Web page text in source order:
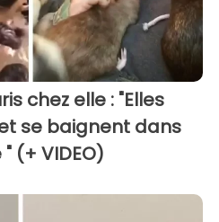
chez elle : "Elles
se baignent dans
(+ VIDEO)